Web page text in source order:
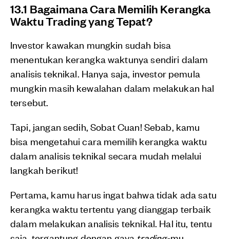
13.1 Bagaimana Cara Memilih Kerangka
Waktu Trading yang Tepat?
Investor kawakan mungkin sudah bisa
menentukan kerangka waktunya sendiri dalam
analisis teknikal. Hanya saja, investor pemula
mungkin masih kewalahan dalam melakukan hal
tersebut.
Tapi, jangan sedih, Sobat Cuan! Sebab, kamu
bisa mengetahui cara memilih kerangka waktu
dalam analisis teknikal secara mudah melalui
langkah berikut!
Pertama, kamu harus ingat bahwa tidak ada satu
kerangka waktu tertentu yang dianggap terbaik
dalam melakukan analisis teknikal. Hal itu, tentu